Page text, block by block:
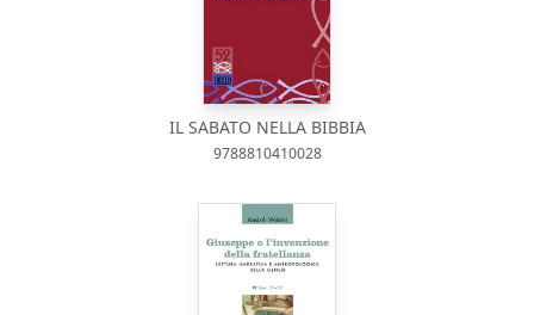
IL SABATO NELLA BIBBIA
9788810410028